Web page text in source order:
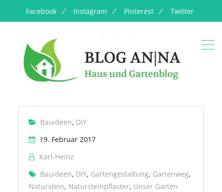
Facebook Instagram Pinterest Twitter
Bauideen, DIY
19. Februar 2017
Karl-Heinz
Bauideen, DIY, Gartengestaltung, Gartenweg,
Naturstein, Natursteinpflaster, Unser Garten